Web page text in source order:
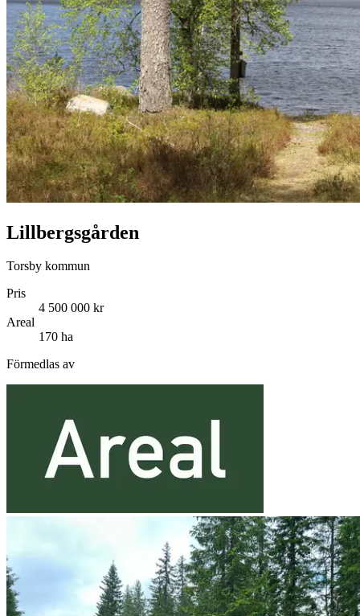
Lillbergsgården
Torsby kommun
Pris
4 500 000 kr
Areal
170 ha
Förmedlas av